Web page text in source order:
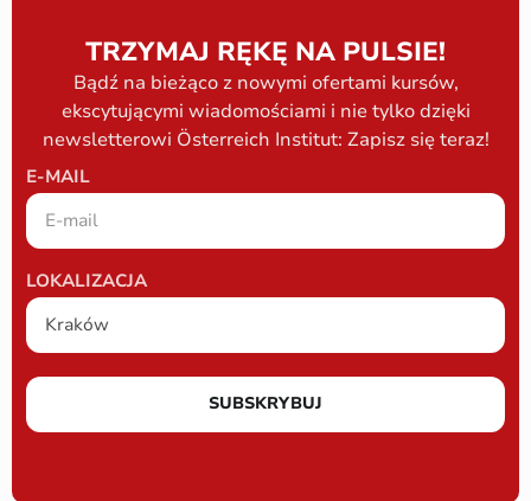
TRZYMAJ RĘKĘ NA PULSIE!
Bądź na bieżąco z nowymi ofertami kursów,
ekscytującymi wiadomościami i nie tylko dzięki
newsletterowi Österreich Institut: Zapisz się teraz!
E-MAIL
LOKALIZACJA
SUBSKRYBUJ